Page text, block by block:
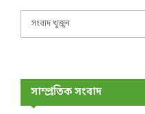
f
সাম্প্রতিক সংবাদ